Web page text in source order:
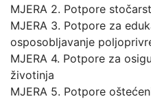
MJERA 2. Potpore
MJERA 3. Potpore za
osposobljavanje
MJERA 4. Potpore za
životinja
MJERA 5. Potpore